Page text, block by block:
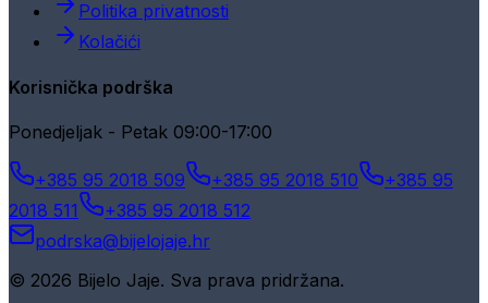
Politika privatnosti
Kolačići
Korisnička podrška
Ponedjeljak - Petak 09:00-17:00
+385 95 2018 509 +385 95 2018 510
+385 95
2018 511
+385 95 2018 512
podrska@bijelojaje.hr
© 2026 Bijelo Jaje. Sva prava pridržana.